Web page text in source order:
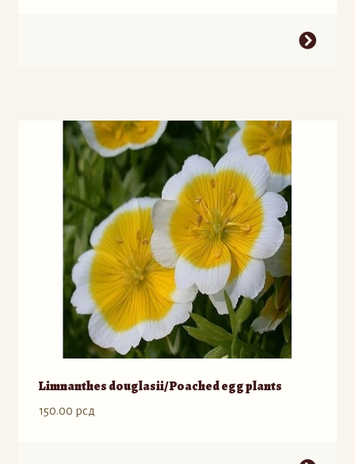
varijanti.
izabrane
stranici
proizvoda.
Limnanthes douglasii/ Poached egg plants
150.00 рсд